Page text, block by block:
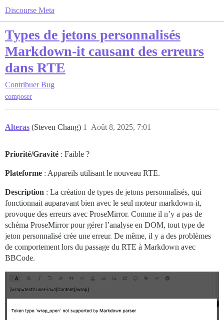
Discourse Meta
Types de jetons personnalisés
Markdown-it causant des erreurs
dans RTE
Contribuer Bug
composer
Alteras (Steven Chang) Août 8, 2025, 7:01
1
Priorité/Gravité : Faible ?
Plateforme : Appareils utilisant le nouveau RTE.
Description : La création de types de jetons personnalisés, qui
fonctionnait auparavant bien avec le seul moteur markdown-it,
provoque des erreurs avec ProseMirror. Comme il n’y a pas de
schéma ProseMirror pour gérer l’analyse en DOM, tout type de
jeton personnalisé crée une erreur. De même, il y a des problèmes
de comportement lors du passage du RTE à Markdown avec
BBCode.